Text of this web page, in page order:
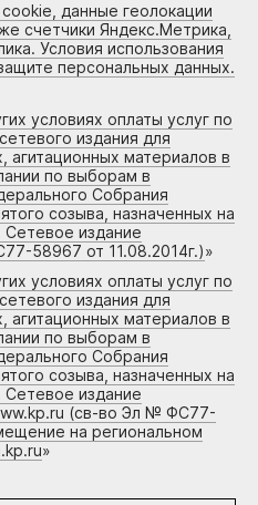
данные геолокации
счетчики Яндекс.Метрика,
Условия использования
персональных данных.
условиях оплаты услуг по
издания для
материалов в
по выборам в
Собрания
созыва, назначенных на
Сетевое издание
58967 от 11.08.2014г.)»
условиях оплаты услуг по
издания для
материалов в
по выборам в
Собрания
созыва, назначенных на
Сетевое издание
(св-во Эл № ФС77-
на региональном
»